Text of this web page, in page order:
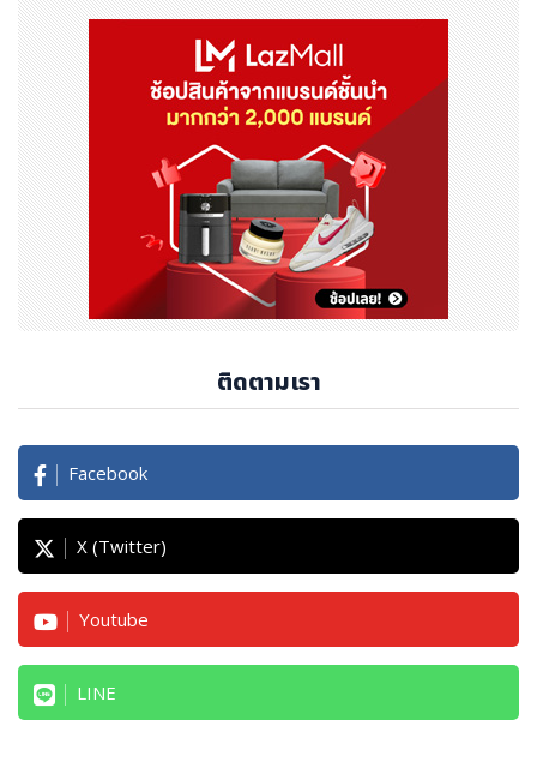
ติดตามเรา
Facebook
X (Twitter)
Youtube
LINE